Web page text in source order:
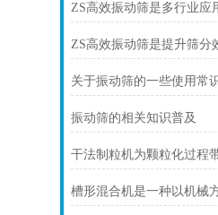
关于振动筛的一些使用常
振动筛的相关知识普及